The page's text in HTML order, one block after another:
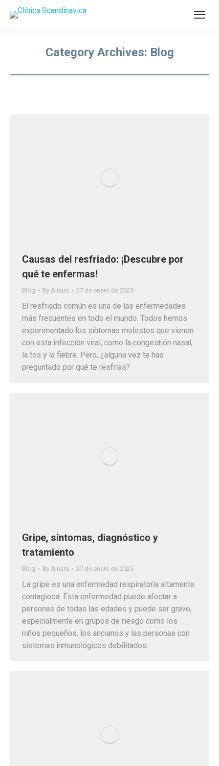
Category Archives: Blog
Causas del resfriado: ¡Descubre por
qué te enfermas!
Blog By Ainara 27 de enero de 2025
El resfriado común es una de las enfermedades
más frecuentes en todo el mundo. Todos hemos
experimentado los síntomas molestos que vienen
con esta infección viral, como la congestión nasal,
la tos y la fiebre. Pero, ¿alguna vez te has
preguntado por qué te resfrías?
Gripe, síntomas, diagnóstico y
tratamiento
Blog By Ainara 27 de enero de 2025
La gripe es una enfermedad respiratoria altamente
contagiosa. Esta enfermedad puede afectar a
personas de todas las edades y puede ser grave,
especialmente en grupos de riesgo como los
niños pequeños, los ancianos y las personas con
sistemas inmunológicos debilitados.